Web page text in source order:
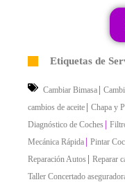
Etiquetas de
Cambiar Bimasa
cambios de aceite Chapa y
Diagnóstico de Coches
Mecánica Rápida Pintar
Reparación Autos Reparar
Taller Concertado